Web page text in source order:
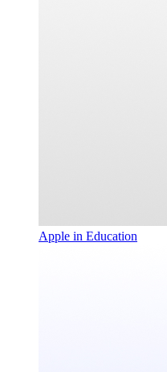
Apple in Education